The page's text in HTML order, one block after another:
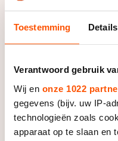
Toestemming Details
Verantwoord gebruik
Wij en onze 1022
gegevens (bijv. uw IP-
technologieën zoals
apparaat op te slaan en
Word schaatsfan!
Medaille overzicht
Medaillespiegel
Olympische uitslagen
Van Jong tot Goud